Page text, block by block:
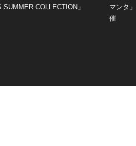
SUMMER COLLECTION」
マンタ
催